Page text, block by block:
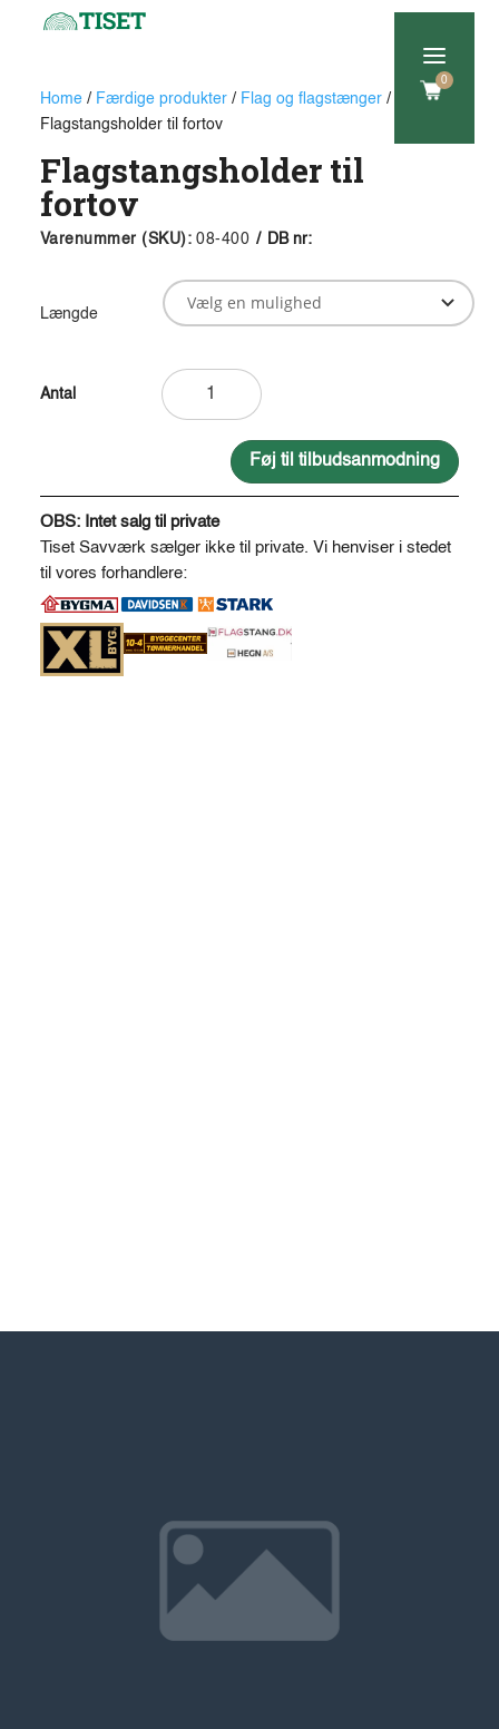
a
0
Home/ Færdige produkter/ Flag og flagstænger/ Sokler/
Flagstangsholder til fortov
Flagstangsholder til
fortov
Varenummer (SKU):08-400 / DB nr:
Længde
Føj til tilbudsanmodning
A
l
t
e
r
n
t
OBS: Intet salg til private
Tiset Savværk sælger ikke til private. Vi henviser i stedet
til vores forhandlere: